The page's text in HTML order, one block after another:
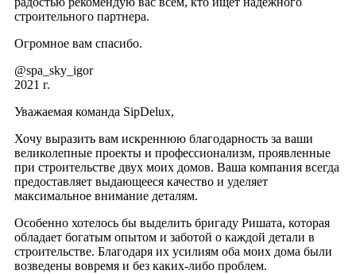
строительного партнера.
Огромное вам спасибо.
@spa_sky_igor
2021 г.
Уважаемая команда SipDelux,
Хочу выразить вам искреннюю благодарность за ваши
великолепные проекты и профессионализм, проявленные
при строительстве двух моих домов. Ваша компания всегда
предоставляет выдающееся качество и уделяет
максимальное внимание деталям.
Особенно хотелось бы выделить бригаду Ришата, которая
обладает богатым опытом и заботой о каждой детали в
строительстве. Благодаря их усилиям оба моих дома были
возведены вовремя и без каких-либо проблем.